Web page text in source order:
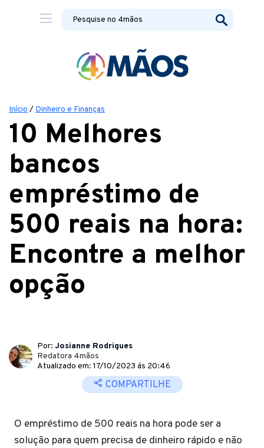
Início / Dinheiro e Finanças
10 Melhores
bancos
empréstimo de
500 reais na hora:
Encontre a melhor
opção
Por: Josianne Rodrigues
Redatora 4mãos
Atualizado em: 17/10/2023 ás 20:46
COMPARTILHE
O empréstimo de 500 reais na hora pode ser a
solução para quem precisa de dinheiro rápido e não